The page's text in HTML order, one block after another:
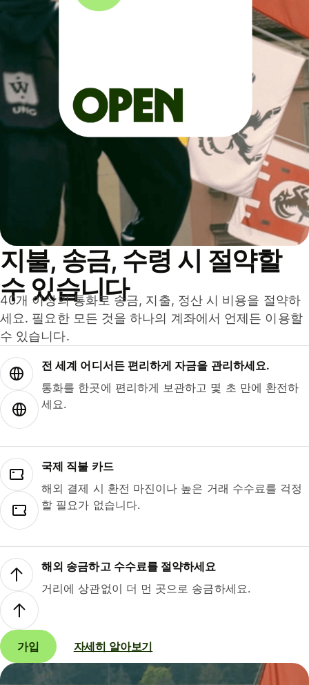
지불, 송금, 수령 시 절약할
수 있습니다
40개 이상의 통화로 송금, 지출, 정산 시 비용을 절약하
세요. 필요한 모든 것을 하나의 계좌에서 언제든 이용할
수 있습니다.
전 세계 어디서든 편리하게 자금을 관리하세요.
통화를 한곳에 편리하게 보관하고 몇 초 만에 환전하
세요.
국제 직불 카드
해외 결제 시 환전 마진이나 높은 거래 수수료를 걱정
할 필요가 없습니다.
해외 송금하고 수수료를 절약하세요
거리에 상관없이 더 먼 곳으로 송금하세요.
가입 자세히 알아보기